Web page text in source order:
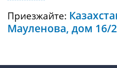
Приезжайте:
Мауленова, дом 16/2